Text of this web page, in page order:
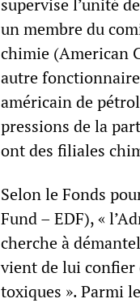
un membre du
chimie (American
autre
américain de
pressions de la
ont des filiales
Selon le Fonds
Fund – EDF), «
cherche à
vient de lui confier
toxiques ». Parmi